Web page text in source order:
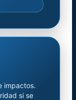
impactos.
si se